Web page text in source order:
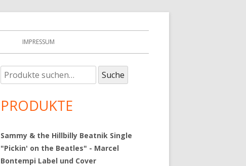
IMPRESSUM
Haupt-
Seitenleiste
Suche
nach:
Suche
PRODUKTE
Sammy & the Hillbilly Beatnik Single
"Pickin' on the Beatles" - Marcel
Bontempi Label und Cover